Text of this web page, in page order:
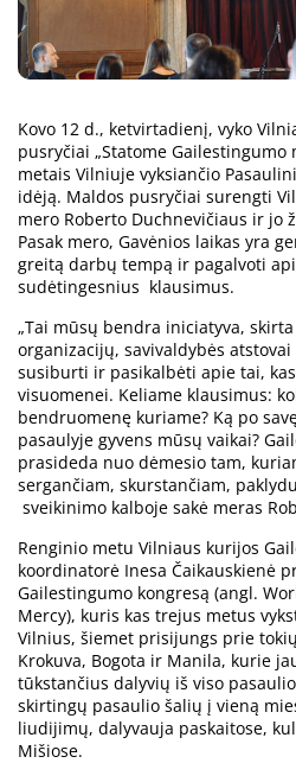
Kovo 12 d., ketvirtadienį, vyko
pusryčiai „Statome
metais Vilniuje vyksiančio
idėją. Maldos pusryčiai surengti
mero Roberto Duchnevičiaus ir jo
Pasak mero, Gavėnios laikas yra
greitą darbų tempą ir pagalvoti
sudėtingesnius klausimus.
„Tai mūsų bendra iniciatyva,
organizacijų, savivaldybės
susiburti ir pasikalbėti apie tai,
visuomenei. Keliame klausimus:
bendruomenę kuriame? Ką po
pasaulyje gyvens mūsų vaikai?
prasideda nuo dėmesio tam,
sergančiam, skurstančiam,
sveikinimo kalboje sakė meras
Renginio metu Vilniaus kurijos
koordinatorė Inesa Čaikauskienė
Gailestingumo kongresą (angl.
Mercy), kuris kas trejus metus
Vilnius, šiemet prisijungs prie
Krokuva, Bogota ir Manila, kurie
tūkstančius dalyvių iš viso
skirtingų pasaulio šalių į vieną
liudijimų, dalyvauja paskaitose,
Mišiose.